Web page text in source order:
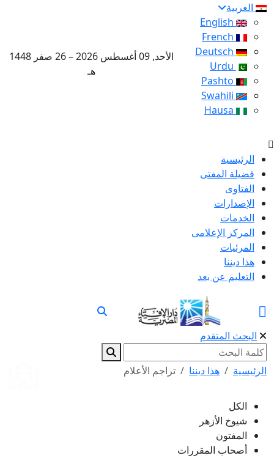
العربية
الأحد, 09 أغسطس 2026 – 26 صفر 1448
هـ
الرئيسية
فضيلة المفتى
الفتاوى
الإصدارات
الخدمات
المركز الإعلامى
المرئيات
هذا ديننا
التعليم عن بعد
البحث المتقدم
الرئيسية هذا ديننا تراجم الأعلام
الكل
شيوخ الأزهر
المفتون
أصحاب المقررات